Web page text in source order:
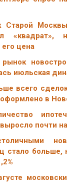
Старой
«квадрат»,
цена
июльская
всего
в
почти
стало больше,